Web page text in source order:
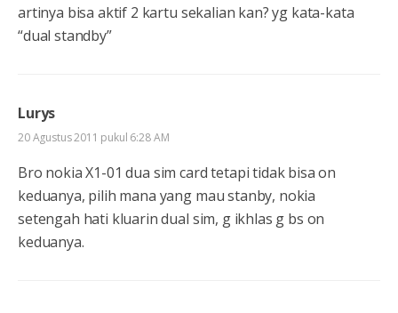
artinya bisa aktif 2 kartu sekalian kan? yg kata-kata
“dual standby”
Lurys
20 Agustus 2011 pukul 6:28 AM
Bro nokia X1-01 dua sim card tetapi tidak bisa on
keduanya, pilih mana yang mau stanby, nokia
setengah hati kluarin dual sim, g ikhlas g bs on
keduanya.